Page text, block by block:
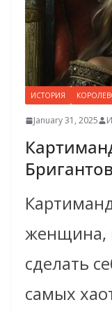
ИСТОРИЯ
January 31, 2025
Бригантов
женщина,
сделать
самых